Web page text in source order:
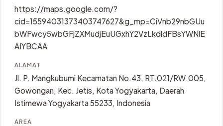
https://maps.google.com/?
cid=15594031373403747627&g_mp=CiVnb29nbGUu
bWFwcy5wbGFjZXMudjEuUGxhY2VzLkdldFBsYWNlE
AIYBCAA
ALAMAT
Jl. P. Mangkubumi Kecamatan No.43, RT.021/RW.005,
Gowongan, Kec. Jetis, Kota Yogyakarta, Daerah
Istimewa Yogyakarta 55233, Indonesia
AREA